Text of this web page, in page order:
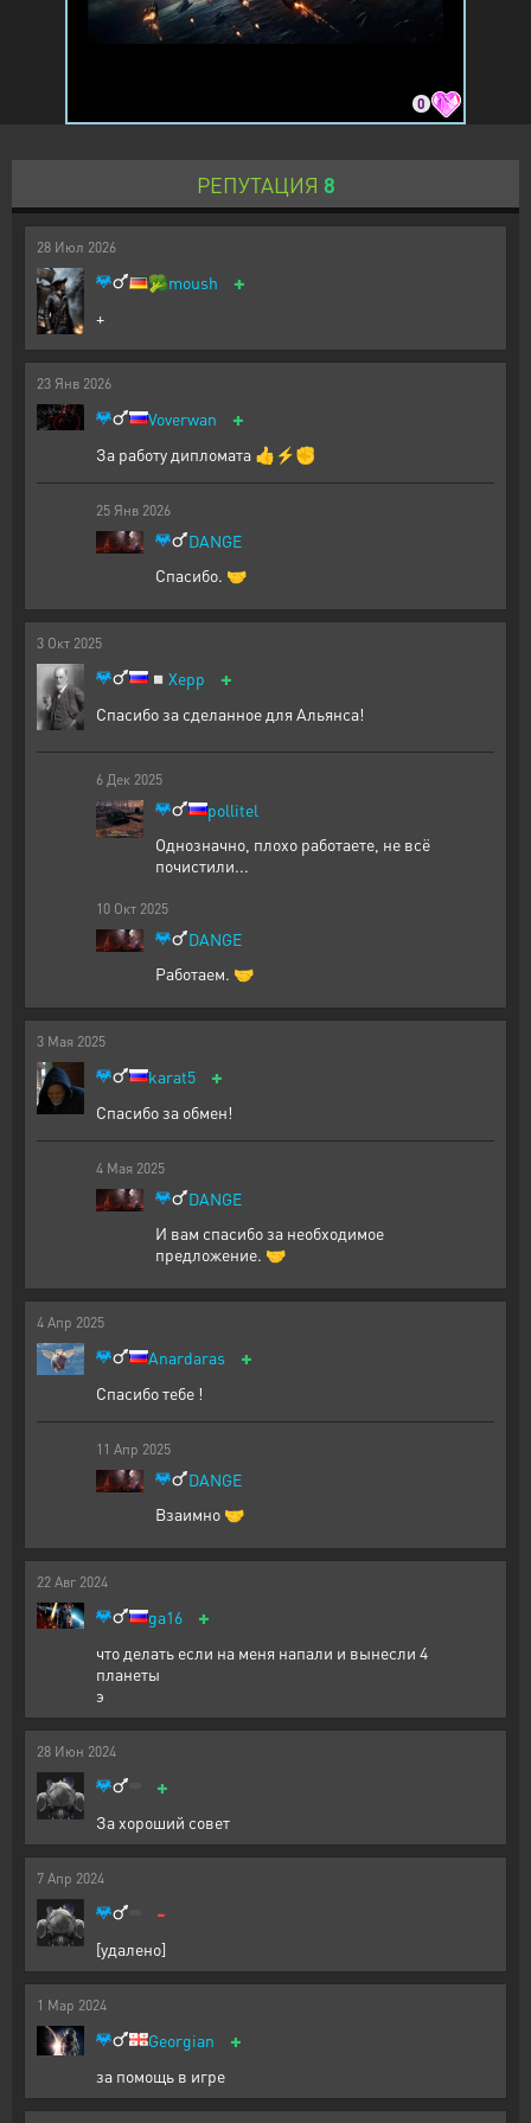
0
РЕПУТАЦИЯ 8
28 Июл 2026
🥦moush +
+
23 Янв 2026
Voverwan +
За работу дипломата 👍⚡✊
25 Янв 2026
DANGE
Спасибо. 🤝
3 Окт 2025
◽ Xepp +
Спасибо за сделанное для Альянса!
6 Дек 2025
pollitel
Однозначно, плохо работаете, не всё
почистили...
10 Окт 2025
DANGE
Работаем. 🤝
3 Мая 2025
karat5 +
Спасибо за обмен!
4 Мая 2025
DANGE
И вам спасибо за необходимое
предложение. 🤝
4 Апр 2025
Anardaras +
Спасибо тебе !
11 Апр 2025
DANGE
Взаимно 🤝
22 Авг 2024
ga16 +
что делать если на меня напали и вынесли 4
планеты
э
28 Июн 2024
+
За хороший совет
7 Апр 2024
-
[удалено]
1 Мар 2024
Georgian +
за помощь в игре